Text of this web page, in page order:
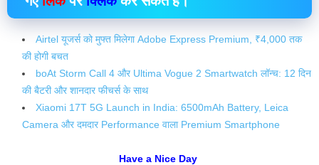
Airtel यूजर्स को मुफ्त मिलेगा Adobe Express Premium, ₹4,000 तक
की होगी बचत
boAt Storm Call 4 और Ultima Vogue 2 Smartwatch लॉन्च: 12 दिन
की बैटरी और शानदार फीचर्स के साथ
Xiaomi 17T 5G Launch in India: 6500mAh Battery, Leica
Camera और दमदार Performance वाला Premium Smartphone
Have a Nice Day